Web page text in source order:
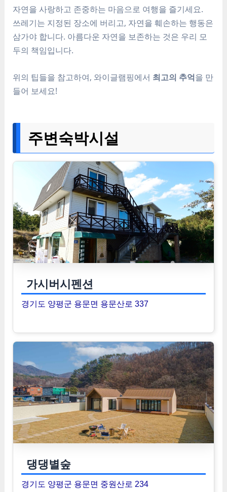
자연을 사랑하고 존중하는 마음으로 여행을 즐기세요.
쓰레기는 지정된 장소에 버리고, 자연을 훼손하는 행동은
삼가야 합니다. 아름다운 자연을 보존하는 것은 우리 모
두의 책임입니다.
위의 팁들을 참고하여, 와이글램핑에서 최고의 추억을 만
들어 보세요!
주변숙박시설
가시버시펜션
경기도 양평군 용문면 용문산로 337
댕댕별숲
경기도 양평군 용문면 중원산로 234